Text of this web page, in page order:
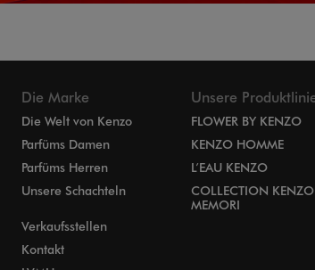
Die Marke
Die Welt von Kenzo
Parfüms Damen
Parfüms Herren
Unsere Schachteln
Verkaufsstellen
Kontakt
Unsere
FLOWER BY KENZO
KENZO HOMME
L’EAU KENZO
COLLECTION KENZO
MEMORI